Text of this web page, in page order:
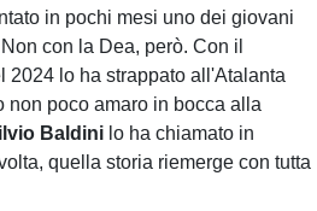
in pochi mesi uno dei giovani
con la Dea, però. Con il
2024 lo ha strappato all'Atalanta
poco amaro in bocca alla
Baldini lo ha chiamato in
quella storia riemerge con tutta